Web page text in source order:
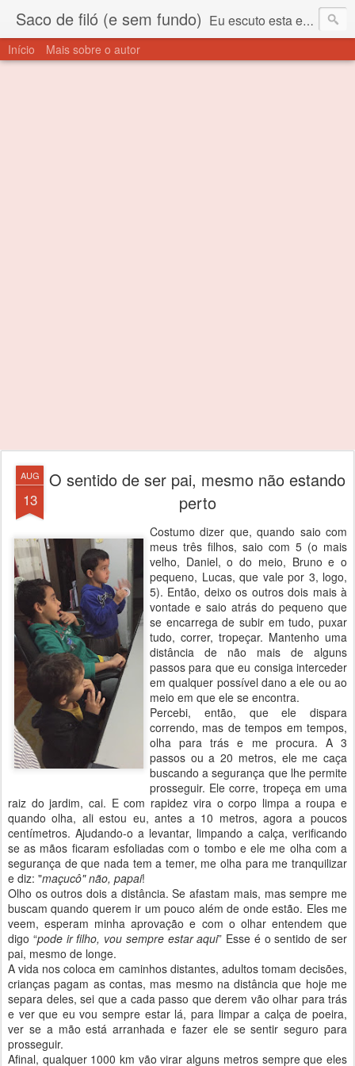
Saco de filó (e sem fundo) Eu escuto esta expressão "saco de filó" desde criança. Para quem não sabe, filó é um tecido todo furadinho e permite que um saco feito com ele, mesmo que muito exposto ao ar soprado para dentro, nunca vai se encher. Aí está o propósito deste nome... Para viver em sociedade tem que ter saco de filó.
Início Mais sobre o autor
AUG
13
O sentido de ser pai, mesmo não estando
perto
Costumo dizer que, quando saio com
meus três filhos, saio com 5 (o mais
velho, Daniel, o do meio, Bruno e o
pequeno, Lucas, que vale por 3, logo,
5). Então, deixo os outros dois mais à
vontade e saio atrás do pequeno que
se encarrega de subir em tudo, puxar
tudo, correr, tropeçar. Mantenho uma
distância de não mais de alguns
passos para que eu consiga interceder
em qualquer possível dano a ele ou ao
meio em que ele se encontra.
Percebi, então, que ele dispara
correndo, mas de tempos em tempos,
olha para trás e me procura. A 3
passos ou a 20 metros, ele me caça
buscando a segurança que lhe permite
prosseguir. Ele corre, tropeça em uma
raiz do jardim, cai. E com rapidez vira o corpo limpa a roupa e
quando olha, ali estou eu, antes a 10 metros, agora a poucos
centímetros. Ajudando-o a levantar, limpando a calça, verificando
se as mãos ficaram esfoliadas com o tombo e ele me olha com a
segurança de que nada tem a temer, me olha para me tranquilizar
e diz: "maçucô" não, papai!
Olho os outros dois a distância. Se afastam mais, mas sempre me
buscam quando querem ir um pouco além de onde estão. Eles me
veem, esperam minha aprovação e com o olhar entendem que
digo “pode ir filho, vou sempre estar aqui” Esse é o sentido de ser
pai, mesmo de longe.
A vida nos coloca em caminhos distantes, adultos tomam decisões,
crianças pagam as contas, mas mesmo na distância que hoje me
separa deles, sei que a cada passo que derem vão olhar para trás
e ver que eu vou sempre estar lá, para limpar a calça de poeira,
ver se a mão está arranhada e fazer ele se sentir seguro para
prosseguir.
Afinal, qualquer 1000 km vão virar alguns metros sempre que eles